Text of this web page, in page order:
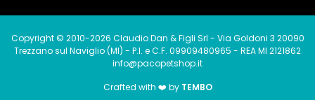
Copyright © 2010-2026 Claudio Dan & Figli Srl - Via Goldoni 3 20090
Trezzano sul Naviglio (MI) - P.I. e C.F. 09909480965 - REA MI 2121862
info@pacopetshop.it
Crafted with ❤️ by TEMBO